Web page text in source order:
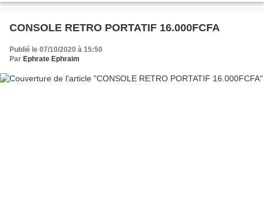
CONSOLE RETRO PORTATIF 16.000FCFA
Publié le 07/10/2020 à 15:50
Par Ephrate Ephraim